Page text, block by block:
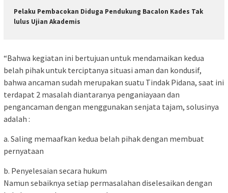
Pelaku Pembacokan Diduga Pendukung Bacalon Kades Tak
lulus Ujian Akademis
“Bahwa kegiatan ini bertujuan untuk mendamaikan kedua
belah pihak untuk terciptanya situasi aman dan kondusif,
bahwa ancaman sudah merupakan suatu Tindak Pidana, saat ini
terdapat 2 masalah diantaranya penganiayaan dan
pengancaman dengan menggunakan senjata tajam, solusinya
adalah :
a. Saling memaafkan kedua belah pihak dengan membuat
pernyataan
b. Penyelesaian secara hukum
Namun sebaiknya setiap permasalahan diselesaikan dengan